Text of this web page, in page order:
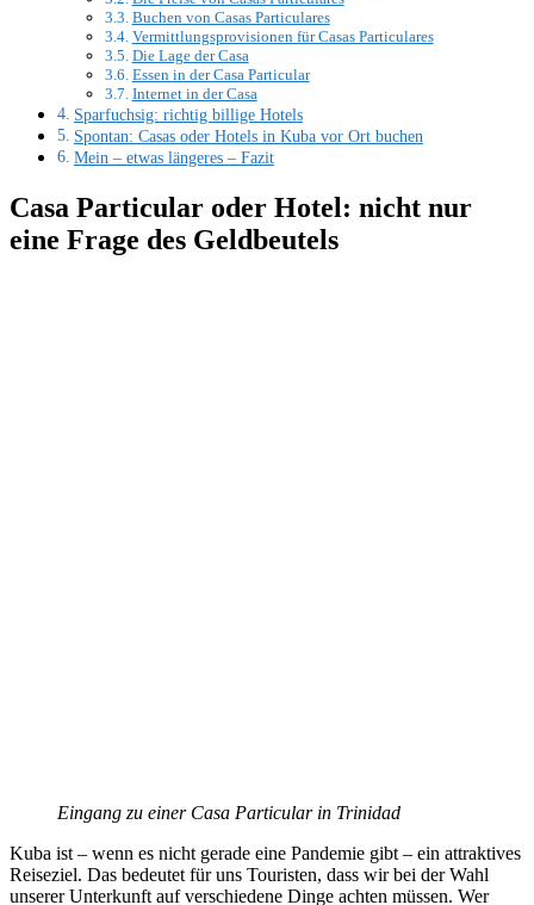
Buchen von Casas Particulares
Vermittlungsprovisionen für Casas Particulares
Die Lage der Casa
Essen in der Casa Particular
Internet in der Casa
Sparfuchsig: richtig billige Hotels
Spontan: Casas oder Hotels in Kuba vor Ort buchen
Mein – etwas längeres – Fazit
Casa Particular oder Hotel: nicht nur
eine Frage des Geldbeutels
Eingang zu einer Casa Particular in Trinidad
Kuba ist – wenn es nicht gerade eine Pandemie gibt – ein attraktives
Reiseziel. Das bedeutet für uns Touristen, dass wir bei der Wahl
unserer Unterkunft auf verschiedene Dinge achten müssen. Wer